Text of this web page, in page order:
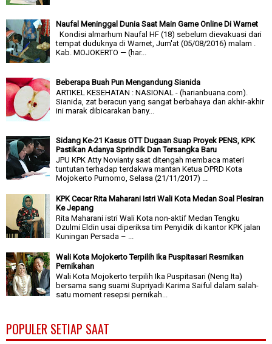
Naufal Meninggal Dunia Saat Main Game Online Di Warnet
Kondisi almarhum Naufal HF (18) sebelum dievakuasi dari
tempat duduknya di Warnet, Jum'at (05/08/2016) malam .
Kab. MOJOKERTO — (har...
Beberapa Buah Pun Mengandung Sianida
ARTIKEL KESEHATAN : NASIONAL - (harianbuana.com).
Sianida, zat beracun yang sangat berbahaya dan akhir-akhir
ini marak dibicarakan bany...
Sidang Ke-21 Kasus OTT Dugaan Suap Proyek PENS, KPK
Pastikan Adanya Sprindik Dan Tersangka Baru
JPU KPK Atty Novianty saat ditengah membaca materi
tuntutan terhadap terdakwa mantan Ketua DPRD Kota
Mojokerto Purnomo, Selasa (21/11/2017) ...
KPK Cecar Rita Maharani Istri Wali Kota Medan Soal Plesiran
Ke Jepang
Rita Maharani istri Wali Kota non-aktif Medan Tengku
Dzulmi Eldin usai diperiksa tim Penyidik di kantor KPK jalan
Kuningan Persada – ...
Wali Kota Mojokerto Terpilih Ika Puspitasari Resmikan
Pernikahan
Wali Kota Mojokerto terpilih Ika Puspitasari (Neng Ita)
bersama sang suami Supriyadi Karima Saiful dalam salah-
satu moment resepsi pernikah...
POPULER SETIAP SAAT